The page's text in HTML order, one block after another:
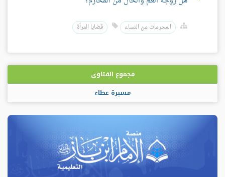
المحرمات من النساء قضايا المرأة
مجموع الفتاوى
مسيرة عطاء